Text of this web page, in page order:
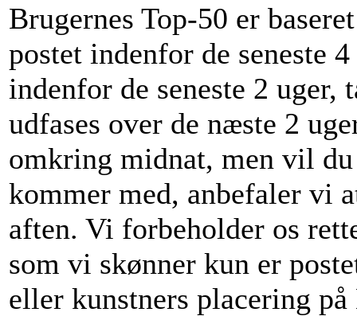
Brugernes Top-50 er
postet indenfor de seneste
indenfor de seneste 2
udfases over de næste 2
omkring midnat, men vil
kommer med, anbefaler vi
aften. Vi forbeholder os
som vi skønner kun er
eller kunstners placering